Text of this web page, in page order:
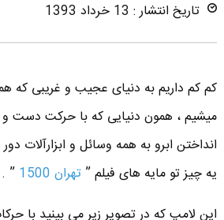
تاریخ انتشار : 13 خرداد 1393
کم کم داریم به دنیای عجیب و غریبی که
میشیم ، همون دنیایی که با حرکت دست و
انداختن ابرو به همه وسائل و ابزارآلات
یه چیز تو مایه های فیلم ” تهران 1500
” .
این لامپ که در تصویر زیر می بینید با